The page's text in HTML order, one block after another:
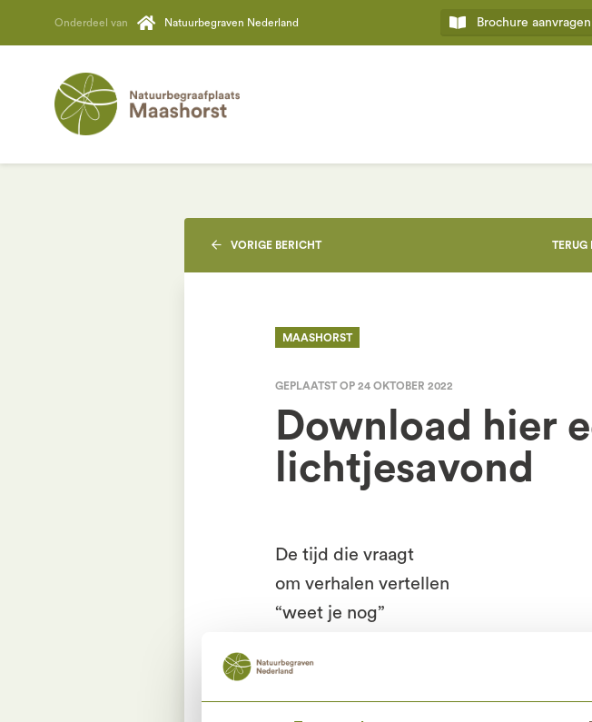
Onderdeel van Natuurbegraven Nederland Brochure aanvragen
VORIGE BERICHT TERUG
MAASHORST
GEPLAATST OP 24 OKTOBER 2022
Download hier
lichtjesavond
De tijd die vraagt
om verhalen vertellen
“weet je nog”
“jij hoort er nog altijd bij”